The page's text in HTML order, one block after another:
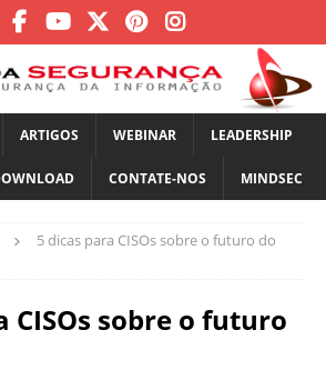
ARTIGOS WEBINAR LEADERSHIP
CONTATE-NOS MINDSEC
5 dicas para CISOs sobre o futuro do
CISOs sobre o futuro